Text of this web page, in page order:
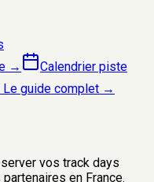
→
Calendrier piste
Le guide complet →
vos track days
partenaires en France.